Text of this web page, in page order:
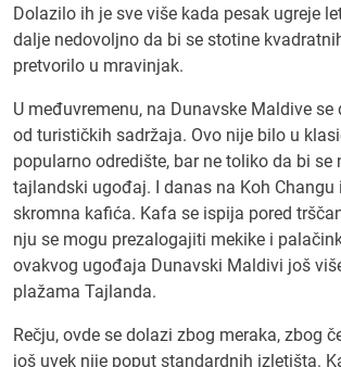
Dolazilo ih je sve više kada pesak ugreje
dalje nedovoljno da bi se stotine
pretvorilo u mravinjak.
U međuvremenu, na Dunavske Maldive
od turističkih sadržaja. Ovo nije bilo u
popularno odredište, bar ne toliko da bi se
tajlandski ugođaj. I danas na Koh Changu
skromna kafića. Kafa se ispija pored
nju se mogu prezalogajiti mekike i
ovakvog ugođaja Dunavski Maldivi još
plažama Tajlanda.
Rečju, ovde se dolazi zbog meraka, zbog
još uvek nije poput standardnih izletišta.